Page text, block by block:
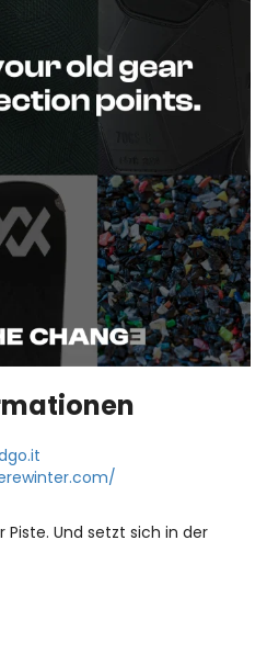
Und setzt sich in der